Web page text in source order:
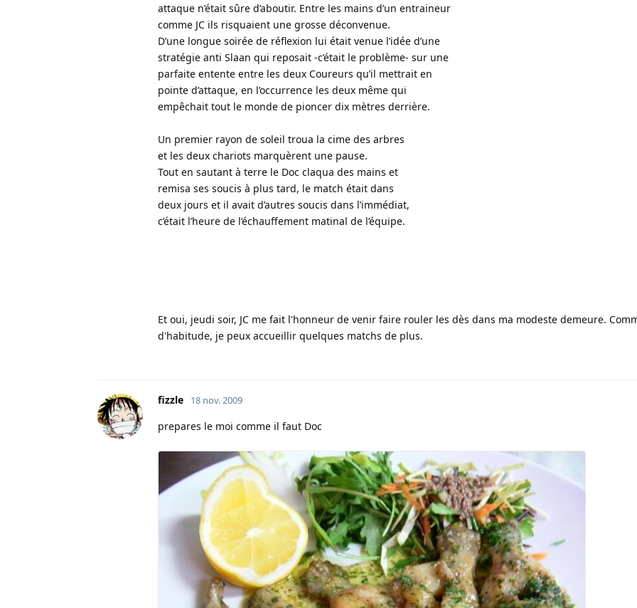
attaque n’était sûre d’aboutir. Entre les mains d’un entraineur
comme JC ils risquaient une grosse déconvenue.
D’une longue soirée de réflexion lui était venue l’idée d’une
stratégie anti Slaan qui reposait -c’était le problème- sur une
parfaite entente entre les deux Coureurs qu’il mettrait en
pointe d’attaque, en l’occurrence les deux même qui
empêchait tout le monde de pioncer dix mètres derrière.
Un premier rayon de soleil troua la cime des arbres
et les deux chariots marquèrent une pause.
Tout en sautant à terre le Doc claqua des mains et
remisa ses soucis à plus tard, le match était dans
deux jours et il avait d’autres soucis dans l’immédiat,
c’était l’heure de l’échauffement matinal de l’équipe.
Et oui, jeudi soir, JC me fait l'honneur de venir faire rouler les dès dans ma modeste demeure.
d'habitude, je peux accueillir quelques matchs de plus.
fizzle 18 nov. 2009
prepares le moi comme il faut Doc